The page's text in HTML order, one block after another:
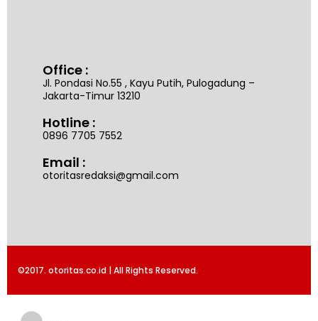
Office :
Jl. Pondasi No.55 , Kayu Putih, Pulogadung –
Jakarta-Timur 13210
Hotline :
0896 7705 7552
Email :
otoritasredaksi@gmail.com
©2017. otoritas.co.id | All Rights Reserved.